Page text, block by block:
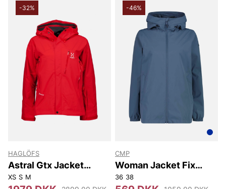
-32%
HAGLÖFS
Astral Gtx Jacket
Women
XS S M
-46%
CMP
Woman Jacket Fix
Hood
36 38